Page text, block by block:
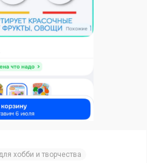
хобби и творчества